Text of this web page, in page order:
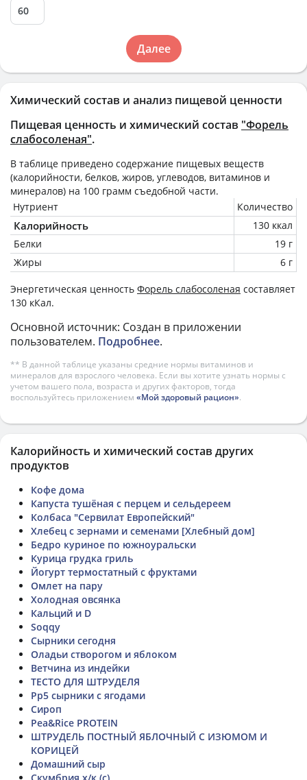
Химический состав и анализ пищевой ценности
Пищевая ценность и химический состав "Форель
слабосоленая".
В таблице приведено содержание пищевых веществ
(калорийности, белков, жиров, углеводов, витаминов и
минералов) на 100 грамм съедобной части.
Нутриент
Количество
Калорийность
130 ккал
Белки
19 г
Жиры
6 г
Энергетическая ценность Форель слабосоленая составляет
130 кКал.
Основной источник: Создан в приложении
пользователем. Подробнее.
** В данной таблице указаны средние нормы витаминов и
минералов для взрослого человека. Если вы хотите узнать нормы с
учетом вашего пола, возраста и других факторов, тогда
воспользуйтесь приложением «Мой здоровый рацион».
Далее
Калорийность и химический состав других
продуктов
Кофе дома
Капуста тушёная с перцем и сельдереем
Колбаса "Сервилат Европейский"
Хлебец с зернами и семенами [Хлебный дом]
Бедро куриное по южноуральски
Курица грудка гриль
Йогурт термостатный с фруктами
Омлет на пару
Холодная овсянка
Кальций и D
Soqqy
Сырники сегодня
Оладьи створогом и яблоком
Ветчина из индейки
ТЕСТО ДЛЯ ШТРУДЕЛЯ
Рр5 сырники с ягодами
Сироп
Pea&Rice PROTEIN
ШТРУДЕЛЬ ПОСТНЫЙ ЯБЛОЧНЫЙ С ИЗЮМОМ И
КОРИЦЕЙ
Домашний сыр